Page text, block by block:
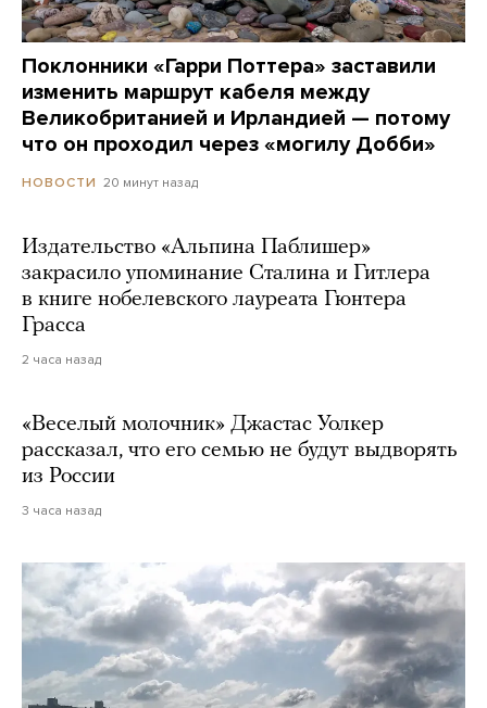
Поклонники «Гарри Поттера» заставили
изменить маршрут кабеля между
Великобританией и Ирландией — потому
что он проходил через «могилу Добби»
НОВОСТИ 20 минут назад
Издательство «Альпина Паблишер»
закрасило упоминание Сталина и Гитлера
в книге нобелевского лауреата Гюнтера
Грасса
2 часа назад
«Веселый молочник» Джастас Уолкер
рассказал, что его семью не будут выдворять
из России
3 часа назад